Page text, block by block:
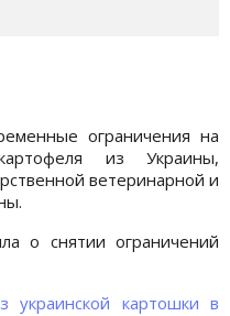
ограничения на
из Украины,
ветеринарной и
о снятии ограничений
украинской картошки в